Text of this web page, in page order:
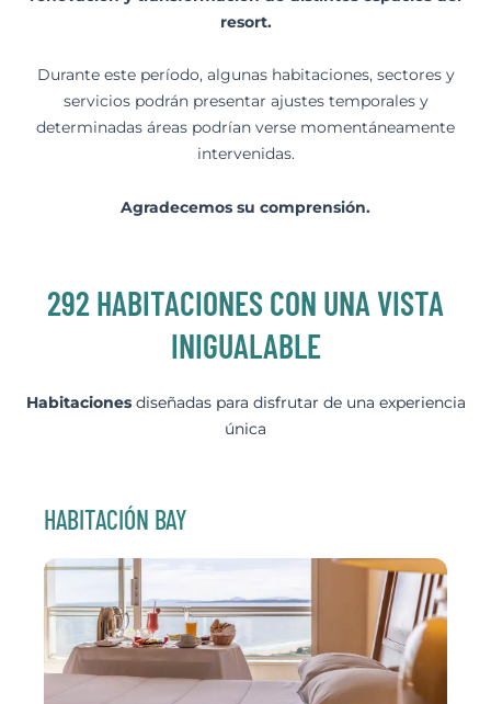
resort.
Durante este período, algunas habitaciones, sectores y
servicios podrán presentar ajustes temporales y
determinadas áreas podrían verse momentáneamente
intervenidas.
Agradecemos su comprensión.
292 HABITACIONES CON UNA VISTA
INIGUALABLE
Habitacionesdiseñadas para disfrutar de una experiencia
única
HABITACIÓN BAY